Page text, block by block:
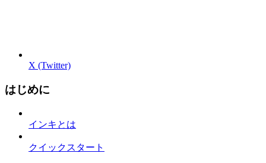
X (Twitter)
はじめに
インキとは
クイックスタート